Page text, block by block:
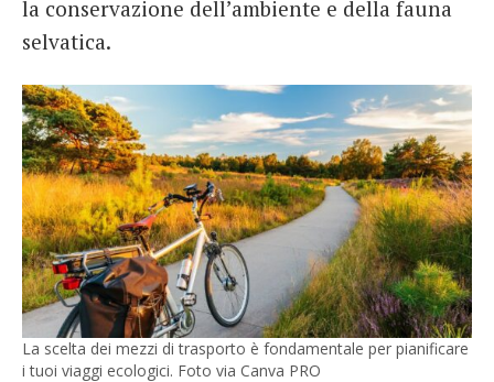
la conservazione dell’ambiente e della fauna
selvatica.
La scelta dei mezzi di trasporto è fondamentale per pianificare
i tuoi viaggi ecologici. Foto via Canva PRO